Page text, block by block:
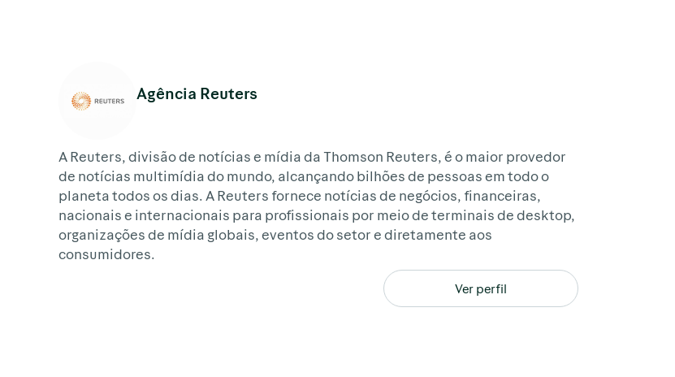
Agência Reuters
A Reuters, divisão de notícias e mídia da Thomson Reuters, é o maior provedor
de notícias multimídia do mundo, alcançando bilhões de pessoas em todo o
planeta todos os dias. A Reuters fornece notícias de negócios, financeiras,
nacionais e internacionais para profissionais por meio de terminais de desktop,
organizações de mídia globais, eventos do setor e diretamente aos
consumidores.
Ver perfil